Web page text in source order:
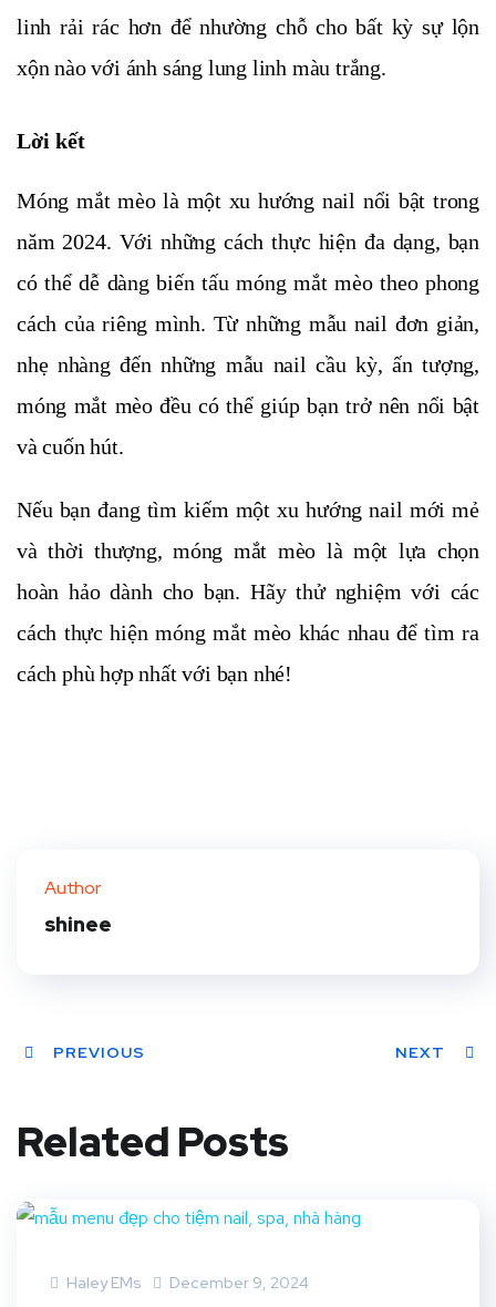
linh rải rác hơn để nhường chỗ cho bất kỳ sự lộn
xộn nào với ánh sáng lung linh màu trắng.
Lời kết
Móng mắt mèo là một xu hướng nail nổi bật trong
năm 2024. Với những cách thực hiện đa dạng, bạn
có thể dễ dàng biến tấu móng mắt mèo theo phong
cách của riêng mình. Từ những mẫu nail đơn giản,
nhẹ nhàng đến những mẫu nail cầu kỳ, ấn tượng,
móng mắt mèo đều có thể giúp bạn trở nên nổi bật
và cuốn hút.
Nếu bạn đang tìm kiếm một xu hướng nail mới mẻ
và thời thượng, móng mắt mèo là một lựa chọn
hoàn hảo dành cho bạn. Hãy thử nghiệm với các
cách thực hiện móng mắt mèo khác nhau để tìm ra
cách phù hợp nhất với bạn nhé!
Author
shinee
PREVIOUS NEXT
Related Posts
Haley EMs December 9, 2024